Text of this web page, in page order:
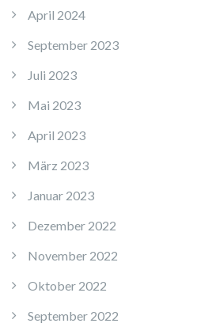
April 2024
September 2023
Juli 2023
Mai 2023
April 2023
März 2023
Januar 2023
Dezember 2022
November 2022
Oktober 2022
September 2022